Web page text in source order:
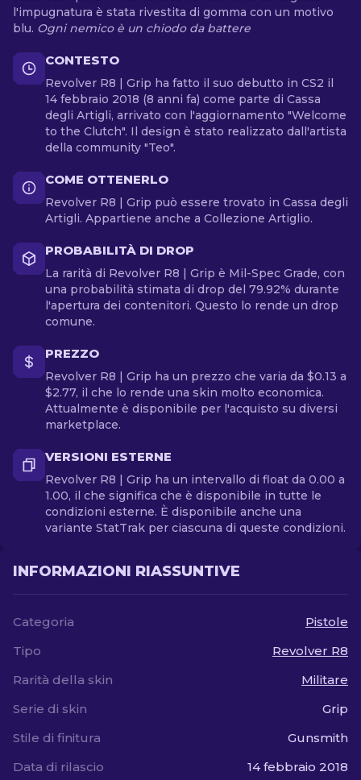
l'impugnatura è stata rivestita di gomma con un motivo
blu. Ogni nemico è un chiodo da battere
CONTESTO
Revolver R8 | Grip ha fatto il suo debutto in CS2 il
14 febbraio 2018 (8 anni fa) come parte di Cassa
degli Artigli, arrivato con l'aggiornamento "Welcome
to the Clutch". Il design è stato realizzato dall'artista
della community "Teo".
COME OTTENERLO
Revolver R8 | Grip può essere trovato in Cassa degli
Artigli. Appartiene anche a Collezione Artiglio.
PROBABILITÀ DI DROP
La rarità di Revolver R8 | Grip è Mil-Spec Grade, con
una probabilità stimata di drop del 79.92% durante
l'apertura dei contenitori. Questo lo rende un drop
comune.
PREZZO
Revolver R8 | Grip ha un prezzo che varia da $0.13 a
$2.77, il che lo rende una skin molto economica.
Attualmente è disponibile per l'acquisto su diversi
marketplace.
VERSIONI ESTERNE
Revolver R8 | Grip ha un intervallo di float da 0.00 a
1.00, il che significa che è disponibile in tutte le
condizioni esterne. È disponibile anche una
variante StatTrak per ciascuna di queste condizioni.
INFORMAZIONI RIASSUNTIVE
Categoria
Pistole
Tipo
Revolver R8
Rarità della skin
Militare
Serie di skin
Grip
Stile di finitura
Gunsmith
Data di rilascio
14 febbraio 2018